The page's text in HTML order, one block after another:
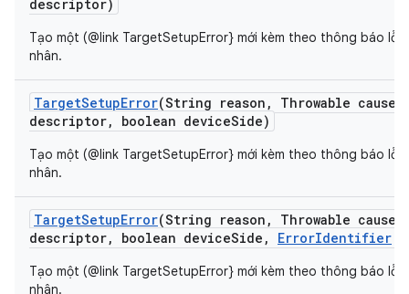
descriptor)
Tạo một (@link TargetSetupError} mới kèm theo thông báo lỗi
nhân.
TargetSetupError(String reason , Throwable cause
descriptor, boolean deviceSide)
Tạo một (@link TargetSetupError} mới kèm theo thông báo lỗi
nhân.
TargetSetupError(String reason , Throwable cause
descriptor, boolean deviceSide , ErrorIdentifier
Tạo một (@link TargetSetupError} mới kèm theo thông báo lỗi
nhân.